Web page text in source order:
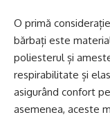
O primă
bărbați este
poliesterul și
respirabilitate și
asigurând confort
asemenea, aceste